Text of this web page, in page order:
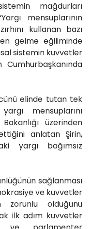
mağdurları
mensuplarının
kullanan bazı
gelme eğiliminde
sistemin kuvvetler
elinde tutan tek
mensuplarını
üzerinden
anlatan Şirin,
yargı bağımsız
sağlanması
ve kuvvetler
zorunlu olduğunu
ilk adım kuvvetler